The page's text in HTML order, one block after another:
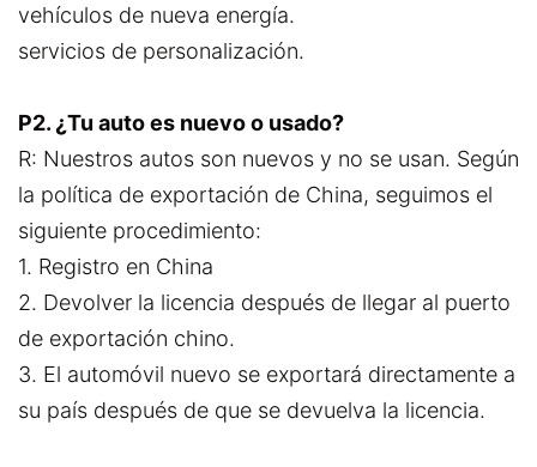
vehículos de nueva energía.
servicios de personalización.
P2. ¿Tu auto es nuevo o usado?
R: Nuestros autos son nuevos y no se usan. Según
la política de exportación de China, seguimos el
siguiente procedimiento:
1. Registro en China
2. Devolver la licencia después de llegar al puerto
de exportación chino.
3. El automóvil nuevo se exportará directamente a
su país después de que se devuelva la licencia.